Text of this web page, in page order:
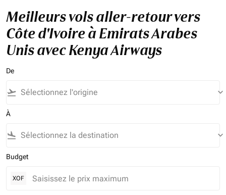
Meilleurs vols aller-retour vers
Côte d'Ivoire à Emirats Arabes
Unis avec Kenya Airways
De
flight_takeoff keyboard_arrow_down
À
flight_land keyboard_arrow_down
Budget
XOF